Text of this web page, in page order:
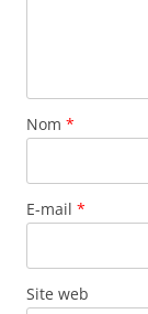
Nom *
E-mail *
Site web